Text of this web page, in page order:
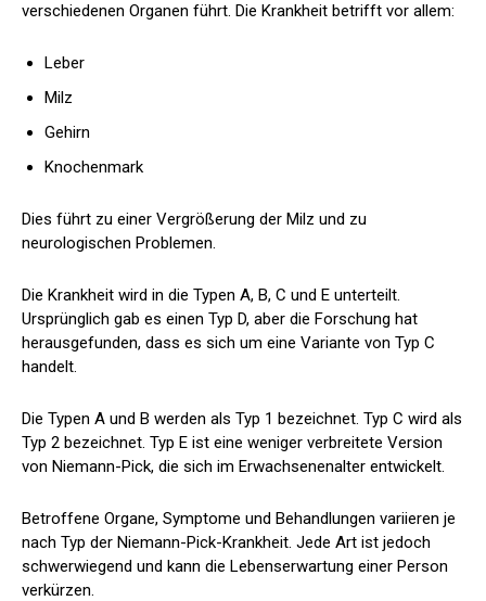
verschiedenen Organen führt. Die Krankheit betrifft vor allem:
Leber
Milz
Gehirn
Knochenmark
Dies führt zu einer Vergrößerung der Milz und zu
neurologischen Problemen.
Die Krankheit wird in die Typen A, B, C und E unterteilt.
Ursprünglich gab es einen Typ D, aber die Forschung hat
herausgefunden, dass es sich um eine Variante von Typ C
handelt.
Die Typen A und B werden als Typ 1 bezeichnet. Typ C wird als
Typ 2 bezeichnet. Typ E ist eine weniger verbreitete Version
von Niemann-Pick, die sich im Erwachsenenalter entwickelt.
Betroffene Organe, Symptome und Behandlungen variieren je
nach Typ der Niemann-Pick-Krankheit. Jede Art ist jedoch
schwerwiegend und kann die Lebenserwartung einer Person
verkürzen.